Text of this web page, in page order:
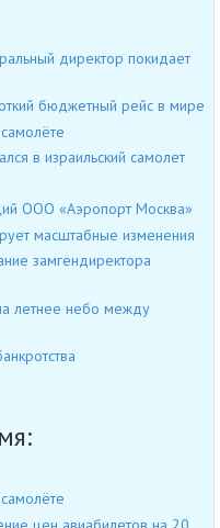
директор покидает
бюджетный рейс в мире
в израильский самолет
ООО «Аэропорт Москва»
масштабные изменения
замгендиректора
летнее небо между